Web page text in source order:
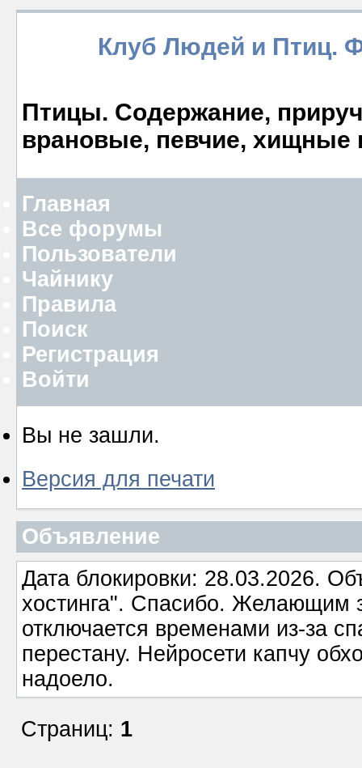
Клуб Людей и Птиц.
Птицы. Содержание,
врановые, певчие, хищные
Главная
Все форумы
Пользователи
Чайнику
Правила
Поиск
Регистрация
Войти
Вы не зашли.
Версия для печати
Объявление
Дата блокировки: 28.03.2026.
хостинга". Спасибо. Желающим
отключается временами из-за
перестану. Нейросети капчу
надоело.
Страниц: 1